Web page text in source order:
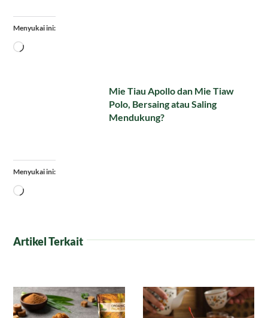
Menyukai ini:
Memuat...
Mie Tiau Apollo dan Mie Tiaw
Polo, Bersaing atau Saling
Mendukung?
Menyukai ini:
Memuat...
Artikel Terkait